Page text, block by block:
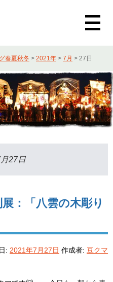
春夏秋冬 > 2021年 > 7月 > 27日
27日
：「八雲の木彫り
: 2021年7月27日 作成者: 豆クマ